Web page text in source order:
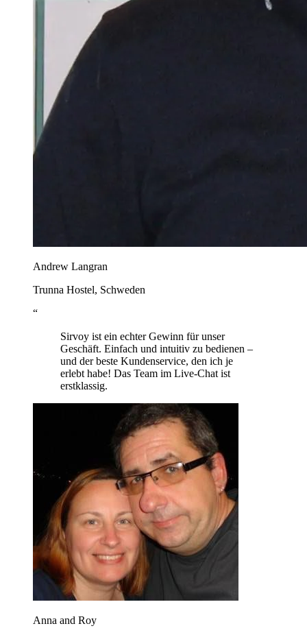
Andrew Langran
Trunna Hostel, Schweden
“
Sirvoy ist ein echter Gewinn für unser
Geschäft. Einfach und intuitiv zu bedienen –
und der beste Kundenservice, den ich je
erlebt habe! Das Team im Live-Chat ist
erstklassig.
Anna and Roy